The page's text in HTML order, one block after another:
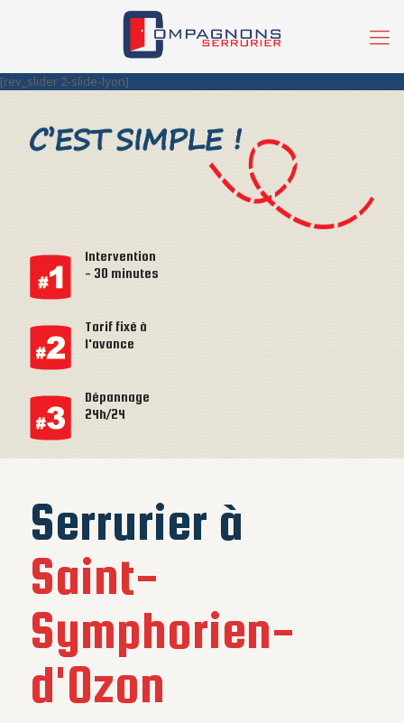
[rev_slider 2-slide-lyon]
Intervention
- 30 minutes
Tarif fixé à
l'avance
Dépannage
24h/24
Serrurier à
Saint-
Symphorien-
d'Ozon